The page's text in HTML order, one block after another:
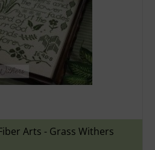
Arts - Grass Withers